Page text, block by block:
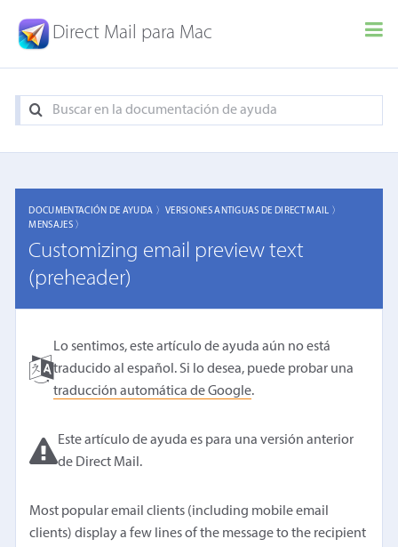
Direct Mail para Mac
DOCUMENTACIÓN DE AYUDA 〉VERSIONES ANTIGUAS DE DIRECT MAIL 〉
MENSAJES 〉
Customizing email preview text
(preheader)
Lo sentimos, este artículo de ayuda aún no está
traducido al español. Si lo desea, puede probar una
traducción automática de Google.
Este artículo de ayuda es para una versión anterior
de Direct Mail.
Most popular email clients (including mobile email
clients) display a few lines of the message to the recipient